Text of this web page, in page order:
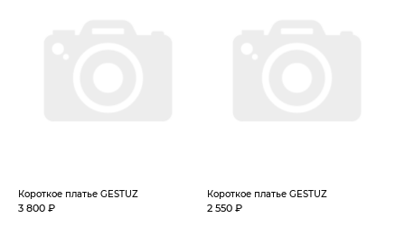
Короткое платье GESTUZ
3 800 ₽
Короткое платье GESTUZ
2 550 ₽